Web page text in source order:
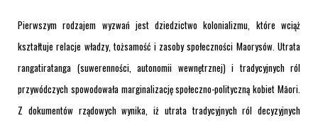
Pierwszym rodzajem wyzwań jest dziedzictwo kolonializmu, które wciąż
kształtuje relacje władzy, tożsamość i zasoby społeczności Maorysów. Utrata
rangatiratanga (suwerenności, autonomii wewnętrznej) i tradycyjnych ról
przywódczych spowodowała marginalizację społeczno-polityczną kobiet Māori.
Z dokumentów rządowych wynika, iż utrata tradycyjnych ról decyzyjnych